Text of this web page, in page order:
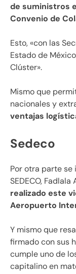
de suministros
Convenio de
Esto, «con las
Estado de
Clúster».
Mismo que
nacionales y
ventajas
Sedeco
Por otra parte
SEDECO,
realizado este
Aeropuerto
Y mismo que
firmado con sus
cumple uno de
capitalino en